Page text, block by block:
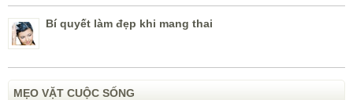
Bí quyết làm đẹp khi mang thai
MẸO VẶT CUỘC SỐNG